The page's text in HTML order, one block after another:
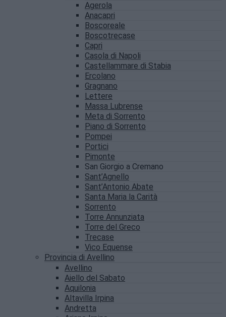
Agerola
Anacapri
Boscoreale
Boscotrecase
Capri
Casola di Napoli
Castellammare di Stabia
Ercolano
Gragnano
Lettere
Massa Lubrense
Meta di Sorrento
Piano di Sorrento
Pompei
Portici
Pimonte
San Giorgio a Cremano
Sant’Agnello
Sant’Antonio Abate
Santa Maria la Carità
Sorrento
Torre Annunziata
Torre del Greco
Trecase
Vico Equense
Provincia di Avellino
Avellino
Aiello del Sabato
Aquilonia
Altavilla Irpina
Andretta